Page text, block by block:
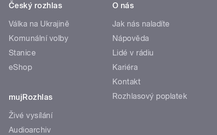
Český rozhlas
Válka na Ukrajině
Komunální volby
Stanice
eShop
mujRozhlas
Živé vysílání
Audioarchiv
O nás
Jak nás naladíte
Nápověda
Lidé v rádiu
Kariéra
Kontakt
Rozhlasový poplatek